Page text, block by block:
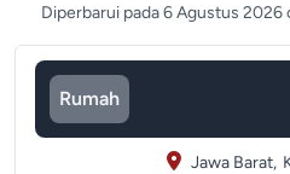
Diperbarui pada 6 Agustus 2026
Rumah
Jawa Barat,